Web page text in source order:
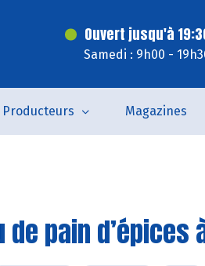
Ouvert jusqu'à
Samedi : 9h00 -
Producteurs Magazines
de pain d’épices